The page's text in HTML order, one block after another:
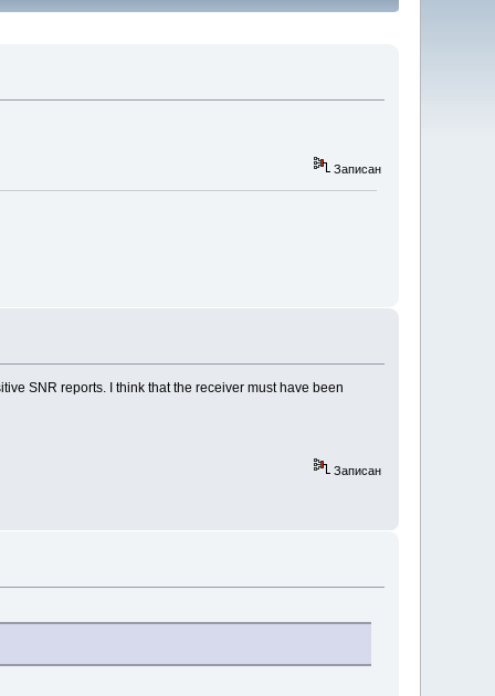
Записан
SNR reports. I think that the receiver must have been
Записан